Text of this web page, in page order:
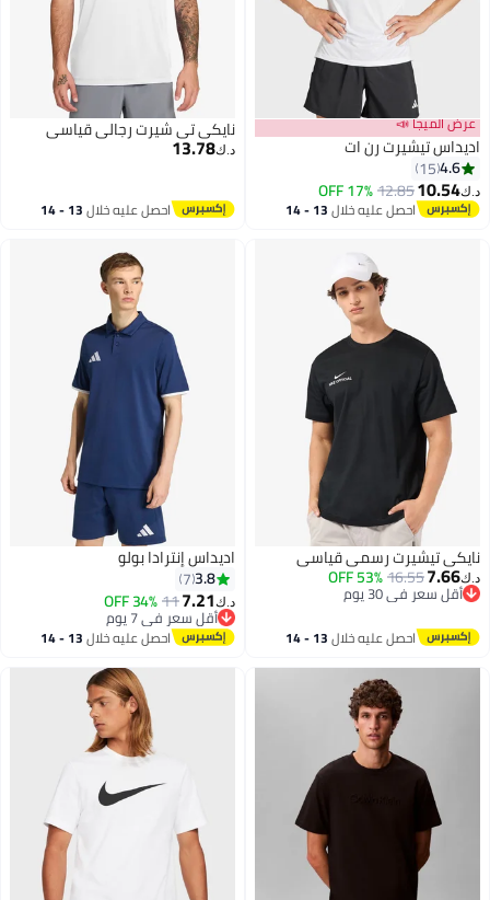
عرض الميجا 📣
اديداس تيشيرت رن ات
4.6
15
د.ك‏10.54
12.85
17% OFF
احصل عليه خلال 13 - 14
نايكي تي شيرت رجالي قياسي
د.ك‏13.78
احصل عليه خلال 13 - 14
نايكي تيشيرت رسمي قياسي
د.ك‏7.66
16.55
53% OFF
أقل سعر في 30 يوم
أقل سعر في 30 يوم
احصل عليه خلال 13 - 14
اغسطس
اديداس إنترادا بولو
3.8
7
د.ك‏7.21
11
34% OFF
أقل سعر في 7 يوم
أقل سعر في 7 يوماحصل عليه خلال 13 - 14
اغسطس